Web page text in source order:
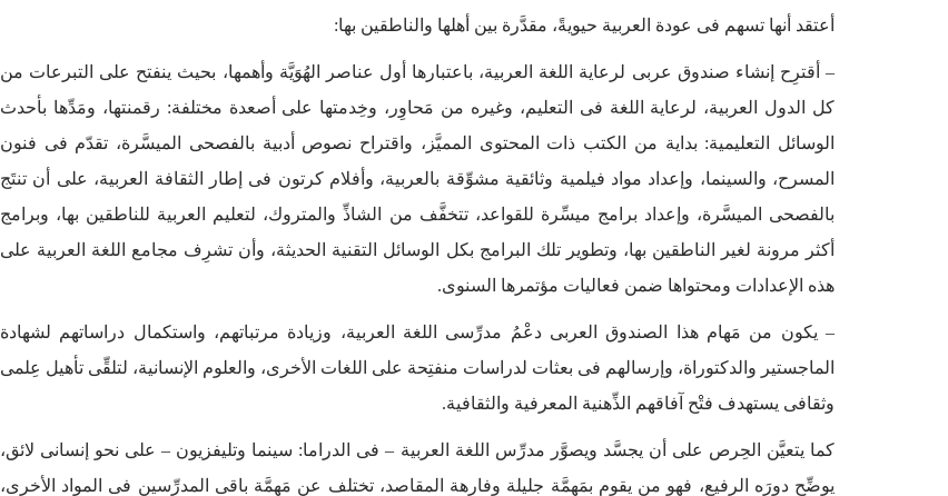
أعتقد أنها تسهم فى عودة العربية حيويةً، مقدَّرة بين أهلها والناطقين بها:
– أقترِح إنشاء صندوق عربى لرعاية اللغة العربية، باعتبارها أول عناصر الهُوَيَّة وأهمها، بحيث ينفتح على التبرعات من
كل الدول العربية، لرعاية اللغة فى التعليم، وغيره من مَحاوِر، وخِدمتها على أصعدة مختلفة: رقمنتها، ومَدِّها بأحدث
الوسائل التعليمية: بداية من الكتب ذات المحتوى المميَّز، واقتراح نصوص أدبية بالفصحى الميسَّرة، تقدّم فى فنون
المسرح، والسينما، وإعداد مواد فيلمية وثائقية مشوِّقة بالعربية، وأفلام كرتون فى إطار الثقافة العربية، على أن تنتَج
بالفصحى الميسَّرة، وإعداد برامج ميسِّرة للقواعد، تتخفَّف من الشاذِّ والمتروك، لتعليم العربية للناطقين بها، وبرامج
أكثر مرونة لغير الناطقين بها، وتطوير تلك البرامج بكل الوسائل التقنية الحديثة، وأن تشرِف مجامع اللغة العربية على
هذه الإعدادات ومحتواها ضمن فعاليات مؤتمرها السنوى.
– يكون من مَهام هذا الصندوق العربى دعْمُ مدرِّسى اللغة العربية، وزيادة مرتباتهم، واستكمال دراساتهم لشهادة
الماجستير والدكتوراة، وإرسالهم فى بعثات لدراسات منفتِحة على اللغات الأخرى، والعلوم الإنسانية، لتلقِّى تأهيل عِلمى
وثقافى يستهدف فتْح آفاقهم الذِّهنية المعرفية والثقافية.
كما يتعيَّن الحِرص على أن يجسَّد ويصوَّر مدرِّس اللغة العربية – فى الدراما: سينما وتليفزيون – على نحو إنسانى لائق،
يوضِّح دورَه الرفيع، فهو من يقوم بمَهمَّة جليلة وفارهة المقاصد، تختلف عن مَهمَّة باقى المدرِّسين فى المواد الأخرى،